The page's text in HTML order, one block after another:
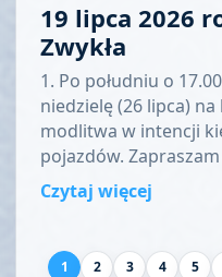
19 lipca 2026
Zwykła
1. Po południu o
niedzielę (26 lipca)
modlitwa w intencji
pojazdów.
Czytaj więcej
1 2 3 4 5